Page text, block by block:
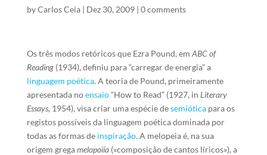
byCarlos Ceia| Dez 30, 2009| 0 comments
Os três modos retóricos que Ezra Pound, em ABC of
Reading(1934), definiu para “carregar de energia” a
linguagem poética. A teoria de Pound, primeiramente
apresentada noensaio“How to Read” (1927, in Literary
Essays, 1954), visa criar uma espécie desemióticapara os
registos possíveis da linguagem poética dominada por
todas as formas de inspiração. A melopeia é, na sua
origem gregamelopoiía («composição de cantos líricos»), a